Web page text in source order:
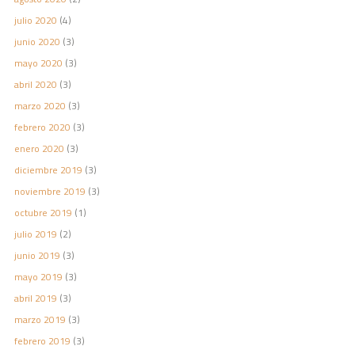
julio 2020 (4)
junio 2020 (3)
mayo 2020 (3)
abril 2020 (3)
marzo 2020 (3)
febrero 2020 (3)
enero 2020 (3)
diciembre 2019 (3)
noviembre 2019 (3)
octubre 2019 (1)
julio 2019 (2)
junio 2019 (3)
mayo 2019 (3)
abril 2019 (3)
marzo 2019 (3)
febrero 2019 (3)